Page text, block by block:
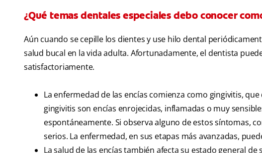
¿Qué temas dentales especiales debo conocer
Aún cuando se cepille los dientes y use hilo dental
salud bucal en la vida adulta. Afortunadamente, el dentista
satisfactoriamente.
La enfermedad de las encías comienza como gingivitis,
gingivitis son encías enrojecidas, inflamadas o muy
espontáneamente. Si observa alguno de estos síntomas,
serios. La enfermedad, en sus etapas más avanzadas,
La salud de las encías también afecta su estado general